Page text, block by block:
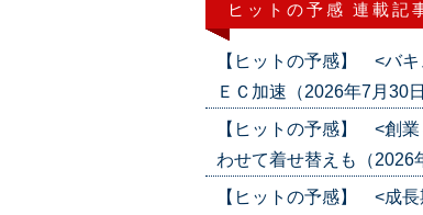
ヒットの予感 連載記
【ヒットの予感】 <バ
ＥＣ加速（2026年7月30
【ヒットの予感】 <創
わせて着せ替えも（2026
【ヒットの予感】 <成